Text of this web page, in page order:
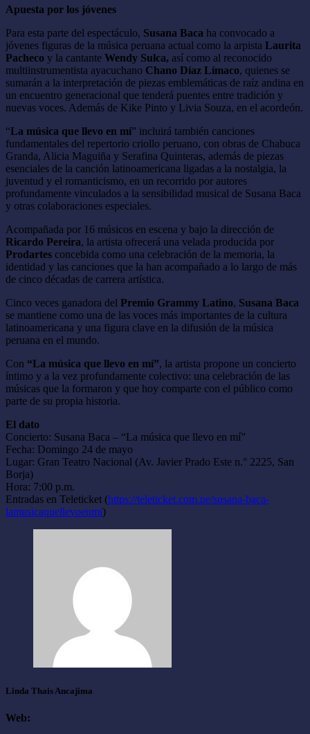
Apuesta por los jóvenes
Para esta parte del espectáculo, Susana Baca ha convocado a
jóvenes figuras de la música peruana actual como la arpista Laurita
Pacheco y la cantante Wendy Sulca, así como al reconocido
multiinstrumentista ayacuchano Chano Díaz Límaco, quienes se
sumarán a la interpretación de piezas emblemáticas de raíz andina en
un encuentro generacional que tenderá puentes entre tradición y
nuevas voces. Además de Kike Pinto y Livia Souza, en el acordeón.
“La música que llevo en mí” incluirá también canciones
fundamentales del repertorio criollo peruano, con obras de Chabuca
Granda, Alicia Maguiña y Serafina Quinteras, además de piezas
esenciales de la canción latinoamericana ligadas a la nostalgia, la
juventud y el romanticismo, en un recorrido por autores
profundamente vinculados a la sensibilidad musical de Susana Baca
y otras colaboraciones especiales.
Acompañada por 16 músicos en escena y bajo la dirección de
Ricardo Pereira, la artista ofrecerá una velada producida por
Prodartes concebida como una celebración de la memoria, la
identidad y las canciones que la han acompañado a lo largo de más
de cinco décadas de carrera artística.
Cinco veces ganadora del Premio Grammy Latino, Susana Baca
se mantiene como una de las voces más importantes de la cultura
latinoamericana y una figura clave en la difusión de la música
peruana en el mundo.
Con “La música que llevo en mí”, la artista propone un concierto
íntimo y a la vez profundamente colectivo: una celebración de las
músicas que la formaron y que hoy comparte con el público como
parte de su propia historia.
El dato
Concierto: Susana Baca – “La música que llevo en mí”
Fecha: Domingo 24 de mayo
Lugar: Gran Teatro Nacional (Av. Javier Prado Este n.° 2225, San
Borja)
Hora: 7:00 p.m.
Entradas en Teleticket (https://teleticket.com.pe/susana-baca-
lamusicaquellevoenmi)
Linda Thais Ancajima
Web: